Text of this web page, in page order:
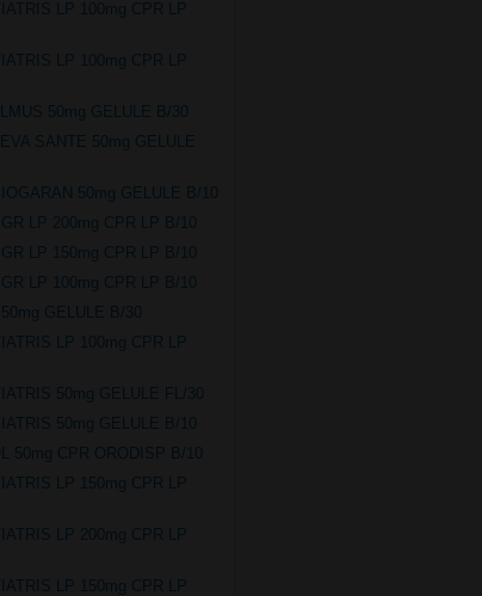
LP 100mg CPR LP
LP 100mg CPR LP
50mg GELULE B/30
SANTE 50mg GELULE
50mg GELULE B/10
LP 200mg CPR LP B/10
LP 150mg CPR LP B/10
LP 100mg CPR LP B/10
GELULE B/30
LP 100mg CPR LP
50mg GELULE FL/30
50mg GELULE B/10
50mg CPR ORODISP B/10
LP 150mg CPR LP
LP 200mg CPR LP
LP 150mg CPR LP